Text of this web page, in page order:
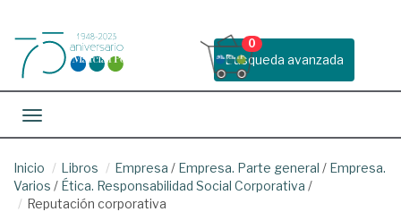
Busqueda avanzada
0
Toggle navigation
Inicio Libros Empresa / Empresa. Parte general / Empresa.
Varios / Ética. Responsabilidad Social Corporativa /
Reputación corporativa